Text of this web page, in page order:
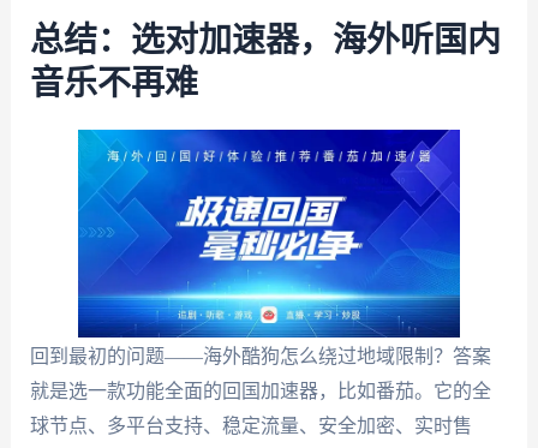
总结：选对加速器，海外听国内
音乐不再难
回到最初的问题——海外酷狗怎么绕过地域限制？答案
就是选一款功能全面的回国加速器，比如番茄。它的全
球节点、多平台支持、稳定流量、安全加密、实时售